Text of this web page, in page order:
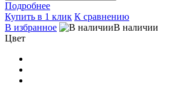
Подробнее
Купить в 1 клик К сравнению
В избранное
В наличии
Цвет